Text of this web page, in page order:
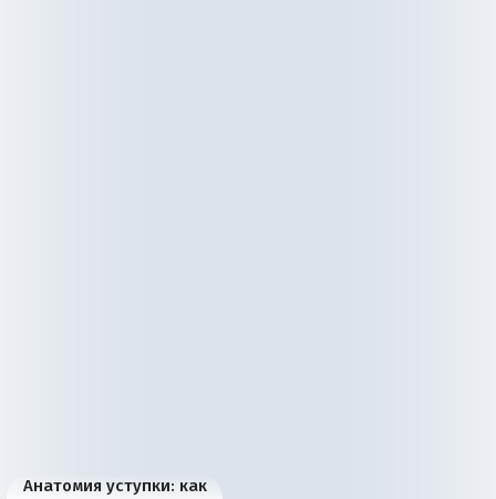
Анатомия уступки: как